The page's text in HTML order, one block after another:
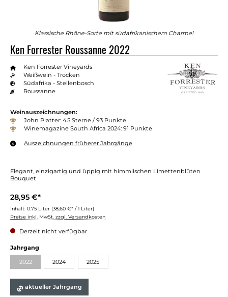
Klassische Rhône-Sorte mit südafrikanischem Charme!
Ken Forrester Roussanne 2022
Ken Forrester Vineyards
Weißwein - Trocken
Südafrika - Stellenbosch
Roussanne
Weinauszeichnungen:
John Platter: 4.5 Sterne / 93 Punkte
Winemagazine South Africa 2024: 91 Punkte
Auszeichnungen früherer Jahrgänge
Elegant, einzigartig und üppig mit himmlischen Limettenblüten
Bouquet
28,95 €*
Inhalt: 0.75 Liter (38,60 €* / 1 Liter)
Preise inkl. MwSt. zzgl. Versandkosten
Derzeit nicht verfügbar
Jahrgang
2022(Diese Option ist zurzeit nicht verfügbar.)
2024 2025
aktueller Jahrgang